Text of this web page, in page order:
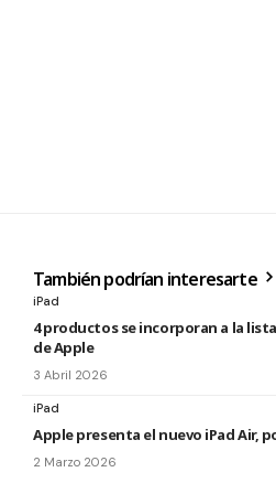
También podrían interesarte
iPad
4 productos se incorporan a la
de Apple
3 Abril 2026
iPad
Apple presenta el nuevo iPad Air,
2 Marzo 2026